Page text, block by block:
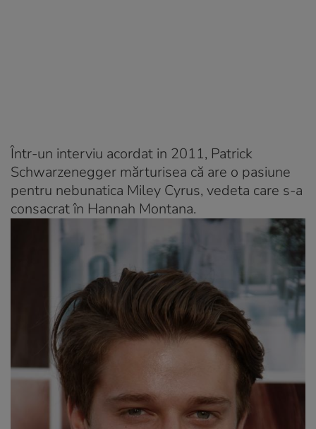
Într-un interviu acordat in 2011, Patrick
Schwarzenegger mărturisea că are o pasiune
pentru nebunatica Miley Cyrus, vedeta care s-a
consacrat în Hannah Montana.